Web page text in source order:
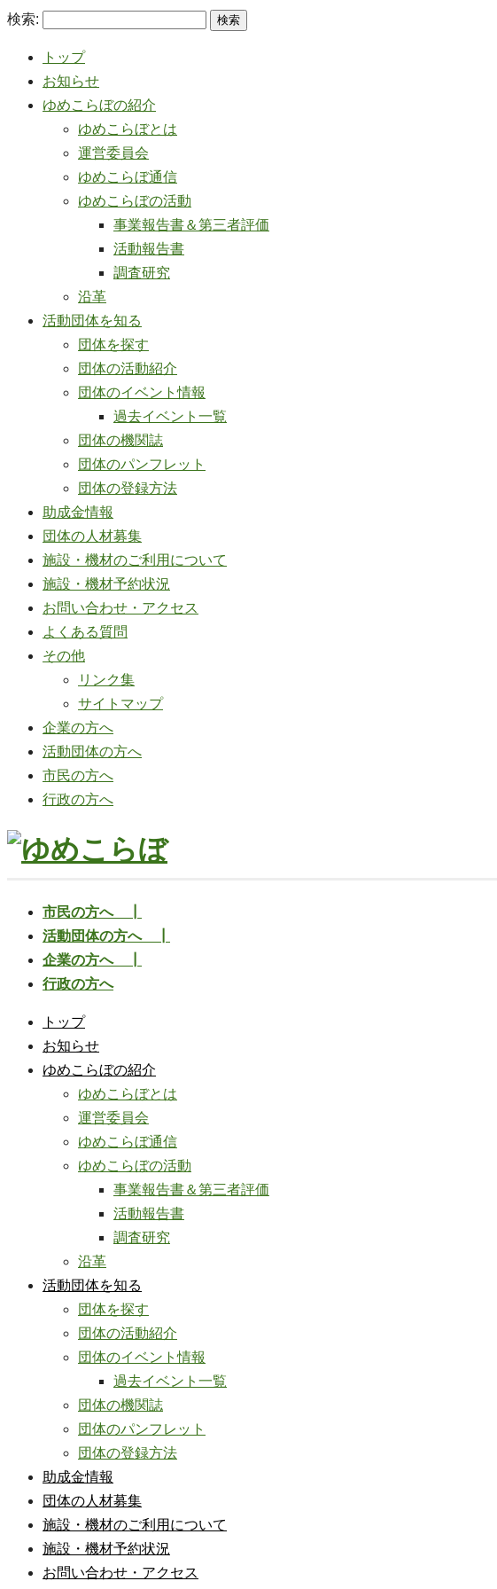
検索:
トップ
お知らせ
ゆめこらぼの紹介
ゆめこらぼとは
運営委員会
ゆめこらぼ通信
ゆめこらぼの活動
事業報告書＆第三者評価
活動報告書
調査研究
沿革
活動団体を知る
団体を探す
団体の活動紹介
団体のイベント情報
過去イベント一覧
団体の機関誌
団体のパンフレット
団体の登録方法
助成金情報
団体の人材募集
施設・機材のご利用について
施設・機材予約状況
お問い合わせ・アクセス
よくある質問
その他
リンク集
サイトマップ
企業の方へ
活動団体の方へ
市民の方へ
行政の方へ
市民の方へ ┃
活動団体の方へ ┃
企業の方へ ┃
行政の方へ
トップ
お知らせ
ゆめこらぼの紹介
ゆめこらぼとは
運営委員会
ゆめこらぼ通信
ゆめこらぼの活動
事業報告書＆第三者評価
活動報告書
調査研究
沿革
活動団体を知る
団体を探す
団体の活動紹介
団体のイベント情報
過去イベント一覧
団体の機関誌
団体のパンフレット
団体の登録方法
助成金情報
団体の人材募集
施設・機材のご利用について
施設・機材予約状況
お問い合わせ・アクセス